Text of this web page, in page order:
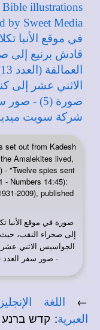
set out from Kadesh
Amalekites lived,
- "Twelve spies sent
- Numbers 14:45):
2009), published
صورة في موقع الأنبا
إلى صحراء النقب،
الجواسيس الاثني
- صور سفر العدد (1931-2009)، إصدار شركة سويت
← اللغة
العبرية: קדש